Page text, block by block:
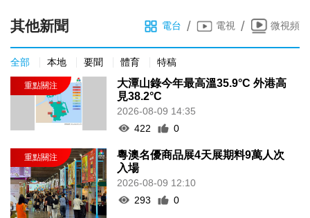
其他新聞 電台 / 電視 / 微視頻
全部 本地 要聞 體育 特稿
大潭山錄今年最高溫35.9°C 外港高
見38.2°C
2026-08-09 14:35
422
0
粵澳名優商品展4天展期料9萬人次
入場
2026-08-09 12:10
293
0